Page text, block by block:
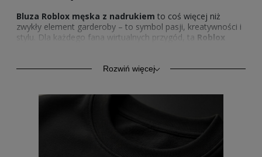
Bluza Roblox męska z nadrukiem to coś więcej niż
zwykły element garderoby – to symbol pasji, kreatywności i
stylu. Dla każdego fana wirtualnych przygód, ta Roblox
Każdy szczegół – od kroju po grafikę – sprawia, żebluza
łączyć z zainteresowaniami, a przy tym zachować luz i
materiałów, doskonale sprawdza się na co dzień –
Rozwiń więcej